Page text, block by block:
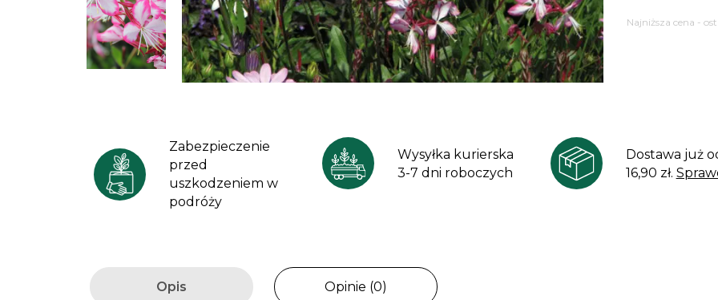
Rose
Najniższa cena -
Zabezpieczenie
przed
uszkodzeniem w
podróży
Wysyłka kurierska
3-7 dni roboczych
Dostawa już
16,90 zł.
Opis Opinie (0)